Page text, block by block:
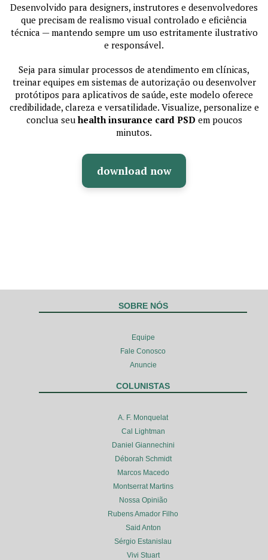
Desenvolvido para designers, instrutores e desenvolvedores
que precisam de realismo visual controlado e eficiência
técnica — mantendo sempre um uso estritamente ilustrativo
e responsável.
Seja para simular processos de atendimento em clínicas,
treinar equipes em sistemas de autorização ou desenvolver
protótipos para aplicativos de saúde, este modelo oferece
credibilidade, clareza e versatilidade. Visualize, personalize e
conclua seu health insurance card PSD em poucos
minutos.
download now
SOBRE NÓS
Equipe
Fale Conosco
Anuncie
COLUNISTAS
A. F. Monquelat
Cal Lightman
Daniel Giannechini
Déborah Schmidt
Marcos Macedo
Montserrat Martins
Nossa Opinião
Rubens Amador Filho
Said Anton
Sérgio Estanislau
Vivi Stuart